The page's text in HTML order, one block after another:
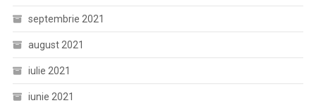
septembrie 2021
august 2021
iulie 2021
iunie 2021